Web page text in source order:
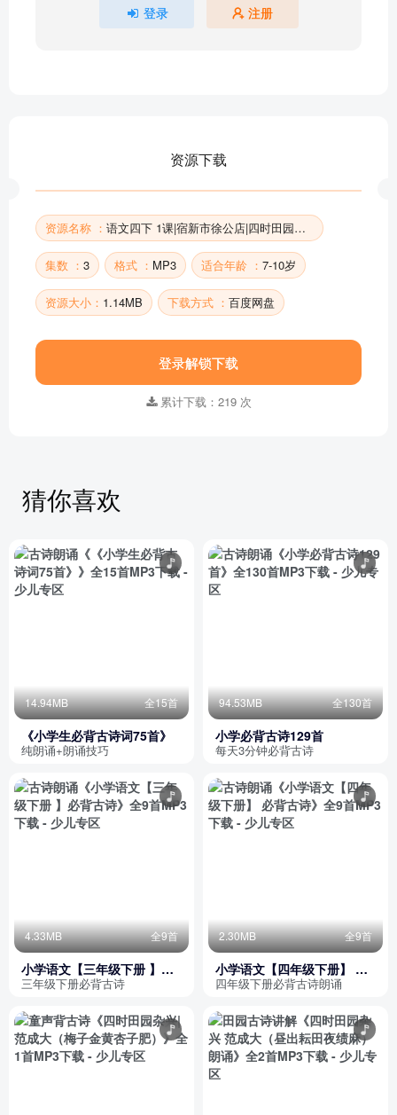
登录 注册
资源下载
资源名称 ： 语文四下 1课|宿新市徐公店|四时田园杂兴|清平乐村居
集数 ： 3 格式 ： MP3 适合年龄 ： 7-10岁
资源大小： 1.14MB 下载方式 ： 百度网盘
登录解锁下载
累计下载：219 次
猜你喜欢
14.94MB 全15首
《小学生必背古诗词75首》
纯朗诵+朗诵技巧
94.53MB 全130首
小学必背古诗129首
每天3分钟必背古诗
4.33MB 全9首
小学语文【三年级下册 】必
背古诗
三年级下册必背古诗
2.30MB 全9首
小学语文【四年级下册】 必
背古诗
四年级下册必背古诗朗诵